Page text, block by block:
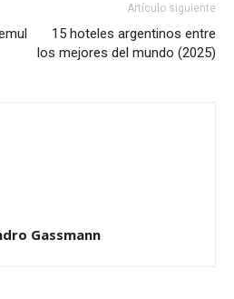
Artículo siguiente
15 hoteles argentinos entre
los mejores del mundo (2025)
Gassmann